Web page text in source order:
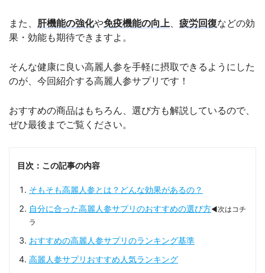
また、 肝機能の強化や免疫機能の向上 疲労回復などの効
果・効能も期待できますよ。
そんな健康に良い高麗人参を手軽に摂取できるようにした
のが、今回紹介する高麗人参サプリです！
おすすめの商品はもちろん、選び方も解説しているので、
ぜひ最後までご覧ください。
目次：この記事の内容
そもそも高麗人参とは？どんな効果があるの？
自分に合った高麗人参サプリのおすすめの選び方◀次はコチ
ラ
おすすめの高麗人参サプリのランキング基準
高麗人参サプリおすすめ人気ランキング